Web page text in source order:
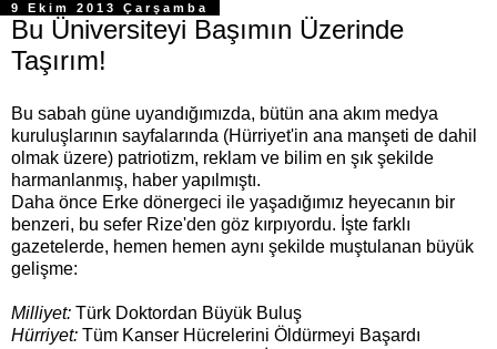
9 Ekim 2013 Çarşamba
Bu Üniversiteyi Başımın Üzerinde
Taşırım!
Bu sabah güne uyandığımızda, bütün ana akım medya
kuruluşlarının sayfalarında (Hürriyet'in ana manşeti de dahil
olmak üzere) patriotizm, reklam ve bilim en şık şekilde
harmanlanmış, haber yapılmıştı.
Daha önce Erke dönergeci ile yaşadığımız heyecanın bir
benzeri, bu sefer Rize'den göz kırpıyordu. İşte farklı
gazetelerde, hemen hemen aynı şekilde muştulanan büyük
gelişme:
Milliyet: Türk Doktordan Büyük Buluş
Hürriyet: Tüm Kanser Hücrelerini Öldürmeyi Başardı